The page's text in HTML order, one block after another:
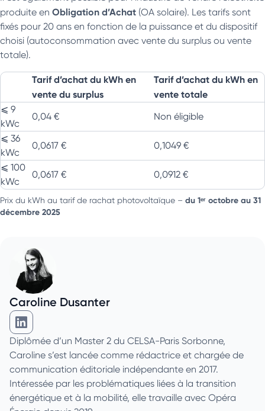
produite en Obligation d’Achat (OA solaire). Les tarifs sont
fixés pour 20 ans en fonction de la puissance et du dispositif
choisi (autoconsommation avec vente du surplus ou vente
totale).
Tarif d’achat du kWh en
vente du surplus
Tarif d’achat du kWh en
vente totale
⩽ 9
kWc
0,04 €
Non éligible
⩽ 36
kWc
0,0617 €
0,1049 €
⩽ 100
kWc
0,0617 € 0,0912 €
Prix du kWh au tarif de rachat photovoltaïque – du 1ᵉʳ octobre au 31
décembre 2025
Caroline Dusanter
Caroline Dusanter sur Linkedin
Diplômée d’un Master 2 du CELSA-Paris Sorbonne,
Caroline s’est lancée comme rédactrice et chargée de
communication éditoriale indépendante en 2017.
Intéressée par les problématiques liées à la transition
énergétique et à la mobilité, elle travaille avec Opéra